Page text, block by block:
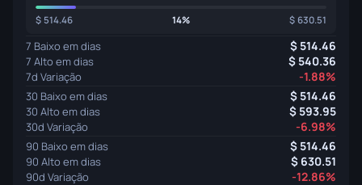
514.46 14% 630.51
7 Baixo em dias 514.46
7 Alto em dias 540.36
7d Variação -1.88%
30 Baixo em dias 514.46
30 Alto em dias 593.95
30d Variação -6.98%
90 Baixo em dias 514.46
90 Alto em dias 630.51
90d Variação -12.86%